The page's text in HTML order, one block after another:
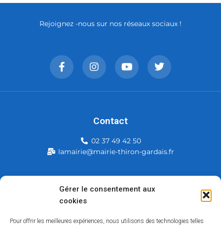
Gérer le consentement aux
cookies
Pour offrir les meilleures expériences, nous utilisons des technologies telles
Mairie de Thiron-Gardais
28480 Thiron-Gardais
Rejoignez -nous sur nos réseaux sociaux !
Contact
02 37 49 42 50
lamairie@mairie-thiron-gardais.fr